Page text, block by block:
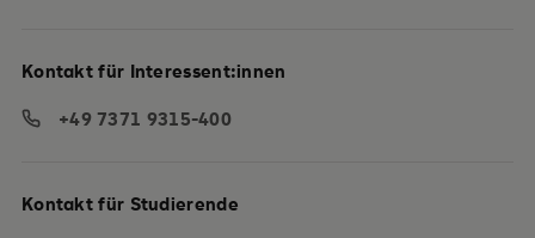
Kontakt für Interessent:innen
+49 7371 9315-400
Kontakt für Studierende